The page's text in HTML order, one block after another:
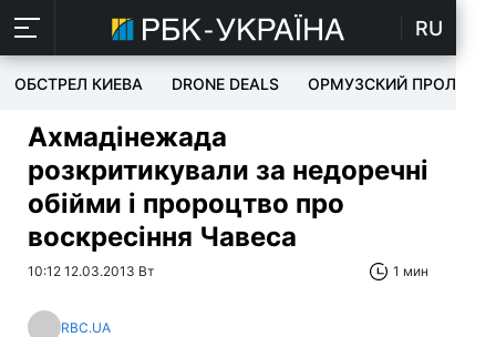
RU
ОБСТРЕЛ КИЕВА DRONE DEALS ОРМУЗСКИЙ ПРОЛИВ
Ахмадінежада
розкритикували за недоречні
обійми і пророцтво про
воскресіння Чавеса
10:12 12.03.2013 Вт 1 мин
RBC.UA